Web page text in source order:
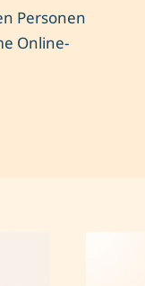
Personen
Online-